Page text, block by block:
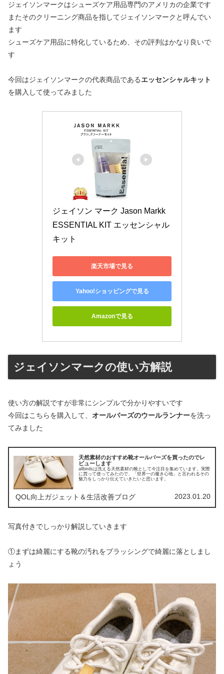
ジェイソンマークはシューズケア用品専門のアメリカの企業です
またそのクリーニング商品を指してジェイソンマークと呼んでい
ます
シューズケア用品に特化しているため、その評判はかなり良いで
す
今回はジェイソンマークの代表商品であるエッセンシャルキット
を購入して使ってみました
ジェイソン マーク Jason Markk
ESSENTIAL KIT エッセンシャル
キット
楽天市場で見る
Yahoo!ショッピングで見る
Amazonで見る
ジェイソンマークの使い方解説
使い方の解説ですが非常にシンプルで分かりやすいです
今回はこちらを購入して、 オールバーズのウールランナーを洗っ
てみました
天然素材のおすすめ靴オールバーズを買ったのでレ
ビューします
allbirdsは洗える天然素材の靴として今注目を集めています。実際
に買って使ってみたので、「世界一の履き心地」と言われるその
魅力をしっかり伝えていきたいと思います。
QOL向上ガジェット＆生活改善ブログ 2023.01.20
写真付きでしっかり解説していきます
①まずは綺麗にする靴の汚れをブラッシングで綺麗に落としまし
ょう